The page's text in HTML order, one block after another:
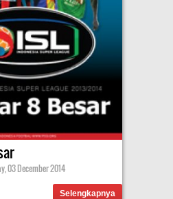
03 December 2014
Selengkapnya